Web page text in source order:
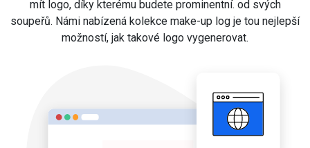
mít logo, díky kterému budete prominentní. od svých
soupeřů. Námi nabízená kolekce make-up log je tou nejlepší
možností, jak takové logo vygenerovat.